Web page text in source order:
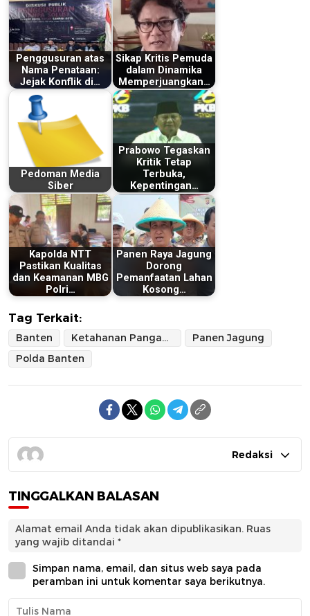
Penggusuran atas
Nama Penataan:
Jejak Konflik di…
Sikap Kritis Pemuda
dalam Dinamika
Memperjuangkan…
Pedoman Media
Siber
Prabowo Tegaskan
Kritik Tetap
Terbuka,
Kepentingan…
Kapolda NTT
Pastikan Kualitas
dan Keamanan MBG
Polri…
Panen Raya Jagung
Dorong
Pemanfaatan Lahan
Kosong…
Tag Terkait:
Banten Ketahanan Pangan Nasional
Panen Jagung
Polda Banten
Redaksi
TINGGALKAN BALASAN
Alamat email Anda tidak akan dipublikasikan. Ruas
yang wajib ditandai *
Simpan nama, email, dan situs web saya pada
peramban ini untuk komentar saya berikutnya.